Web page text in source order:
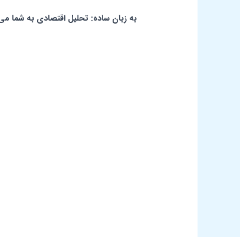
به زبان ساده: تحلیل اقتصادی به شما